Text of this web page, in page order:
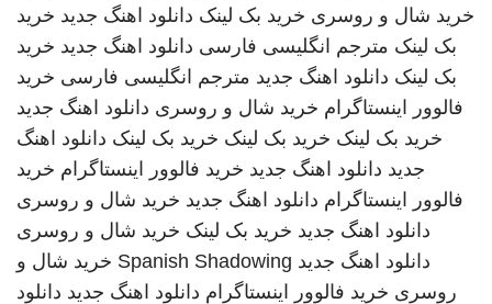
خرید شال و روسری خرید بک لینک دانلود اهنگ جدید خرید
بک لینک مترجم انگلیسی فارسی دانلود اهنگ جدید خرید
بک لینک دانلود اهنگ جدید مترجم انگلیسی فارسی خرید
فالوور اینستاگرام خرید شال و روسری دانلود اهنگ جدید
خرید بک لینک خرید بک لینک خرید بک لینک دانلود اهنگ
جدید دانلود اهنگ جدید خرید فالوور اینستاگرام خرید
فالوور اینستاگرام دانلود اهنگ جدید خرید شال و روسری
دانلود اهنگ جدید خرید بک لینک خرید شال و روسری
دانلود اهنگ جدید Spanish Shadowing خرید شال و
روسری خرید فالوور اینستاگرام دانلود اهنگ جدید دانلود